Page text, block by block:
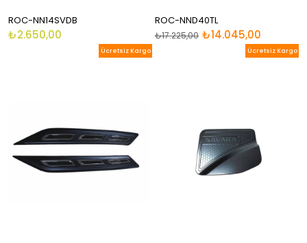
ROC-NN14SVDB
₺2.650,00
ROC-NND40TL
₺14.045,00
₺17.225,00
Ücretsiz Kargo Ücretsiz Kargo